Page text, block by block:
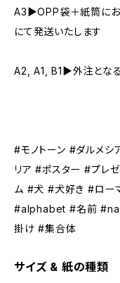
A3▶︎OPP袋＋紙筒にお
にて発送いたします
A2, A1, B1▶︎外注とな
#モノトーン #ダルメ
リア #ポスター #プレ
ム #犬 #犬好き #ロー
#alphabet #名前
掛け #集合体
サイズ & 紙の種類